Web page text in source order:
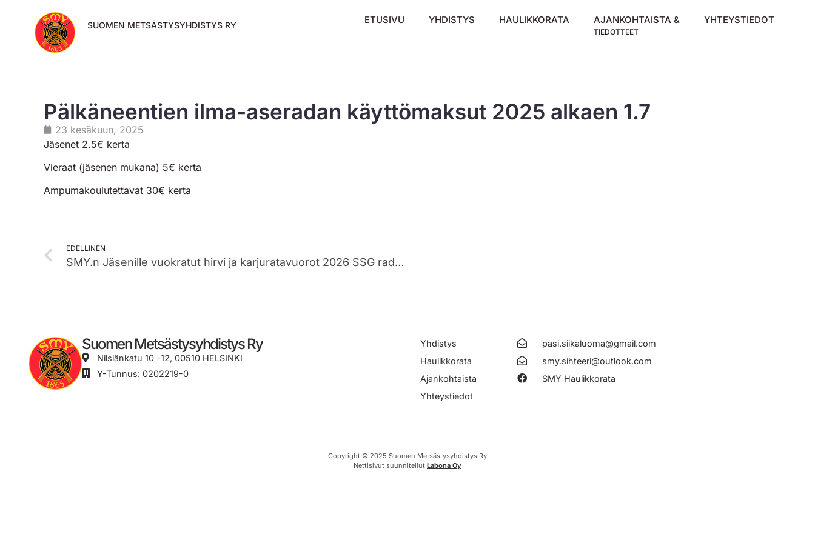
SUOMEN METSÄSTYSYHDISTYS RY ETUSIVU YHDISTYS HAULIKKORATA AJANKOHTAISTA &
TIEDOTTEET
YHTEYSTIEDOT
Pälkäneentien ilma-aseradan käyttömaksut 2025 alkaen 1.7
23 kesäkuun, 2025
Jäsenet 2.5€ kerta
Vieraat (jäsenen mukana) 5€ kerta
Ampumakoulutettavat 30€ kerta
EDELLINEN
SMY.n Jäsenille vuokratut hirvi ja karjuratavuorot 2026 SSG radalla Sipoossa
Suomen Metsästysyhdistys Ry
Nilsiänkatu 10 -12, 00510 HELSINKI
Y-Tunnus: 0202219-0
Yhdistys
Haulikkorata
Ajankohtaista
Yhteystiedot
pasi.siikaluoma@gmail.com
smy.sihteeri@outlook.com
SMY Haulikkorata
Copyright © 2025 Suomen Metsästysyhdistys Ry
Nettisivut suunnitellut Labona Oy